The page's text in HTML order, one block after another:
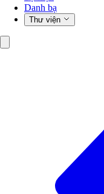
Danh bạ
Thư viện